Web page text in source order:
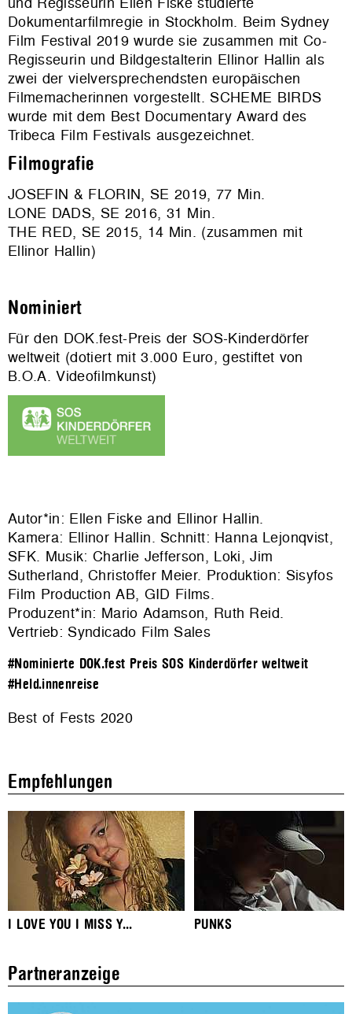
Dokumentarfilmregie in Stockholm. Beim Sydney
Film Festival 2019 wurde sie zusammen mit Co-
Regisseurin und Bildgestalterin Ellinor Hallin als
zwei der vielversprechendsten europäischen
Filmemacherinnen vorgestellt. SCHEME BIRDS
wurde mit dem Best Documentary Award des
Tribeca Film Festivals ausgezeichnet.
Filmografie
JOSEFIN & FLORIN, SE 2019, 77 Min.
LONE DADS, SE 2016, 31 Min.
THE RED, SE 2015, 14 Min. (zusammen mit
Ellinor Hallin)
Nominiert
Für den DOK.fest-Preis der SOS-Kinderdörfer
weltweit (dotiert mit 3.000 Euro, gestiftet von
B.O.A. Videofilmkunst)
Autor*in: Ellen Fiske and Ellinor Hallin.
Kamera: Ellinor Hallin. Schnitt: Hanna Lejonqvist,
SFK. Musik: Charlie Jefferson, Loki, Jim
Sutherland, Christoffer Meier. Produktion: Sisyfos
Film Production AB, GID Films.
Produzent*in: Mario Adamson, Ruth Reid.
Vertrieb: Syndicado Film Sales
#Nominierte DOK.fest Preis SOS Kinderdörfer weltweit
#Held.innenreise
Best of Fests 2020
Empfehlungen
I LOVE YOU I MISS Y... PUNKS
Partneranzeige